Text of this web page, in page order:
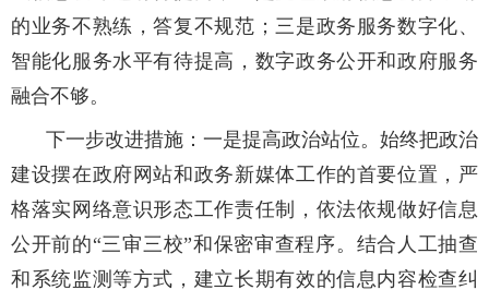
的业务不熟练，答复不规范；三是政务服务数字化、
智能化服务水平有待提高，数字政务公开和政府服务
融合不够。
下一步改进措施：一是提高政治站位。始终把政治
建设摆在政府网站和政务新媒体工作的首要位置，严
格落实网络意识形态工作责任制，依法依规做好信息
公开前的“三审三校”和保密审查程序。结合人工抽查
和系统监测等方式，建立长期有效的信息内容检查纠